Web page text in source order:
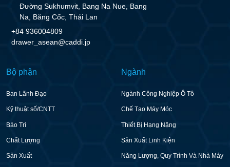
Đường Sukhumvit, Bang Na Nue, Bang
Na, Băng Cốc, Thái Lan
+84 936004809
drawer_asean@caddi.jp
Bộ phận
Ban Lãnh Đạo
Kỹ thuật số/CNTT
Bảo Trì
Chất Lượng
Sản Xuất
Ngành
Ngành Công Nghiệp Ô Tô
Chế Tạo Máy Móc
Thiết Bị Hạng Nặng
Sản Xuất Linh Kiện
Năng Lượng, Quy Trình Và Nhà Máy